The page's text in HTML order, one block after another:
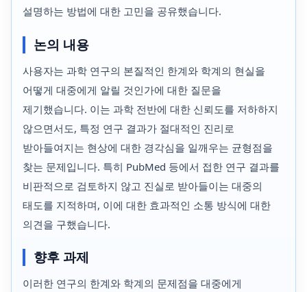
설명하는 방법에 대한 고민을 공유했습니다.
논의 내용
사용자는 과학 연구의 본질적인 한계와 학계의 현실을
어떻게 대중에게 알릴 것인가에 대한 질문을
제기했습니다. 이는 과학 전반에 대한 신뢰도를 저하하지
않으면서도, 특정 연구 결과가 절대적인 진리로
받아들여지는 현상에 대한 경각심을 일깨우는 균형점을
찾는 문제입니다. 특히 PubMed 등에서 접한 연구 결과를
비판적으로 검토하지 않고 진실로 받아들이는 대중의
태도를 지적하며, 이에 대한 효과적인 소통 방식에 대한
의견을 구했습니다.
향후 과제
이러한 연구의 한계와 학계의 문제점을 대중에게